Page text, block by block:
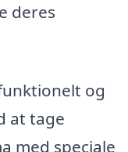
deres
og
at tage
med speciale